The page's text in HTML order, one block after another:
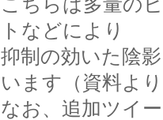
こちらは多量の
トなどにより
抑制の効いた陰
います（資料よ
なお、追加ツイ